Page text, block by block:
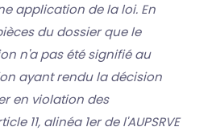
application de la loi. En
du dossier que le
n'a pas été signifié au
ayant rendu la décision
en violation des
11, alinéa 1er de l'AUPSRVE